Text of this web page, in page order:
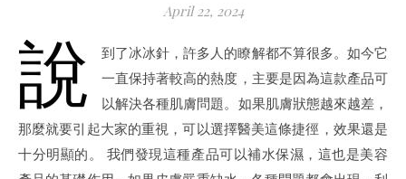
April 22, 2024
說
到了冰冰針，許多人的瞭解都不算很多。如今它
一直保持著較高的熱度，主要是因為這款產品可
以解決各種肌膚問題。如果肌膚狀態越來越差，
那麼就要引起大家的重視，可以選擇醫美這條捷徑，效果還是
十分明顯的。 我們發現這種產品可以補水保濕，這也是美容